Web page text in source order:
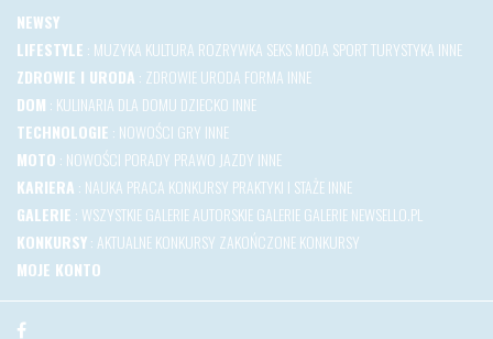
NEWSY
LIFESTYLE : MUZYKA KULTURA ROZRYWKA SEKSMODA SPORTTURYSTYKA INNE
ZDROWIE I URODA : ZDROWIEURODA FORMA INNE
DOM : KULINARIA DLA DOMU DZIECKO INNE
TECHNOLOGIE : NOWOŚCI GRY INNE
MOTO : NOWOŚCI PORADY PRAWO JAZDY INNE
KARIERA : NAUKA PRACA KONKURSY PRAKTYKI I STAŻEINNE
GALERIE : WSZYSTKIE GALERIEAUTORSKIE GALERIEGALERIE NEWSELLO.PL
KONKURSY: AKTUALNE KONKURSY ZAKOŃCZONE KONKURSY
MOJE KONTO